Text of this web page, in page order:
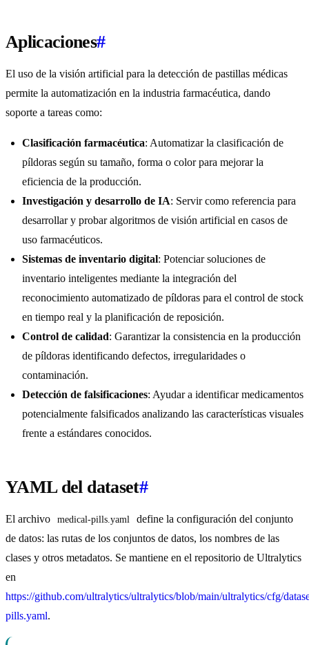
Aplicaciones#
El uso de la visión artificial para la detección de pastillas médicas
permite la automatización en la industria farmacéutica, dando
soporte a tareas como:
Clasificación farmacéutica: Automatizar la clasificación de
píldoras según su tamaño, forma o color para mejorar la
eficiencia de la producción.
Investigación y desarrollo de IA: Servir como referencia para
desarrollar y probar algoritmos de visión artificial en casos de
uso farmacéuticos.
Sistemas de inventario digital: Potenciar soluciones de
inventario inteligentes mediante la integración del
reconocimiento automatizado de píldoras para el control de stock
en tiempo real y la planificación de reposición.
Control de calidad: Garantizar la consistencia en la producción
de píldoras identificando defectos, irregularidades o
contaminación.
Detección de falsificaciones: Ayudar a identificar medicamentos
potencialmente falsificados analizando las características visuales
frente a estándares conocidos.
YAML del dataset#
El archivo medical-pills.yaml
define la configuración del conjunto
de datos: las rutas de los conjuntos de datos, los nombres de las
clases y otros metadatos. Se mantiene en el repositorio de Ultralytics
en
https://github.com/ultralytics/ultralytics/blob/main/ultralytics/cfg/
pills.yaml.